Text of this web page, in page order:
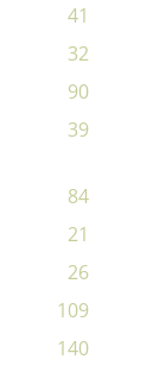
41
32
90
39
84
21
26
109
140